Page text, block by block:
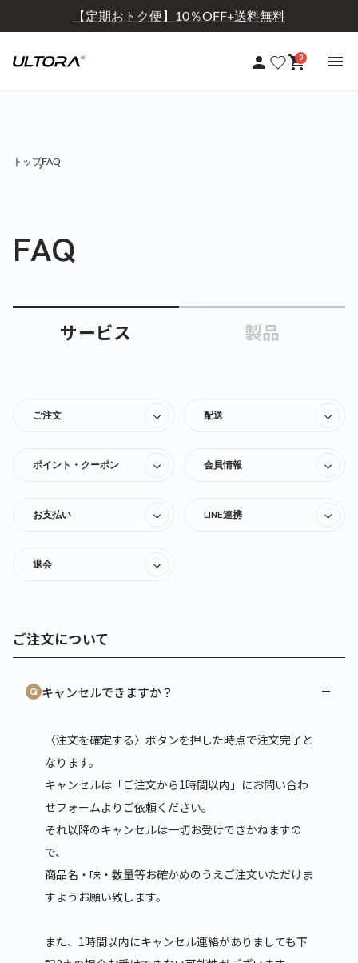
トップFAQ
FAQ
サービス 製品
ご注文 配送
ポイント・クーポン 会員情報
お支払い LINE連携
退会
ご注文について
キャンセルできますか？
〈注文を確定する〉ボタンを押した時点で注文完了と
なります。
キャンセルは「ご注文から1時間以内」にお問い合わ
せフォームよりご依頼ください。
それ以降のキャンセルは一切お受けできかねますの
で、
商品名・味・数量等お確かめのうえご注文いただけま
すようお願い致します。
また、1時間以内にキャンセル連絡がありましても下
【定期おトク便】10％OFF+送料無料
0